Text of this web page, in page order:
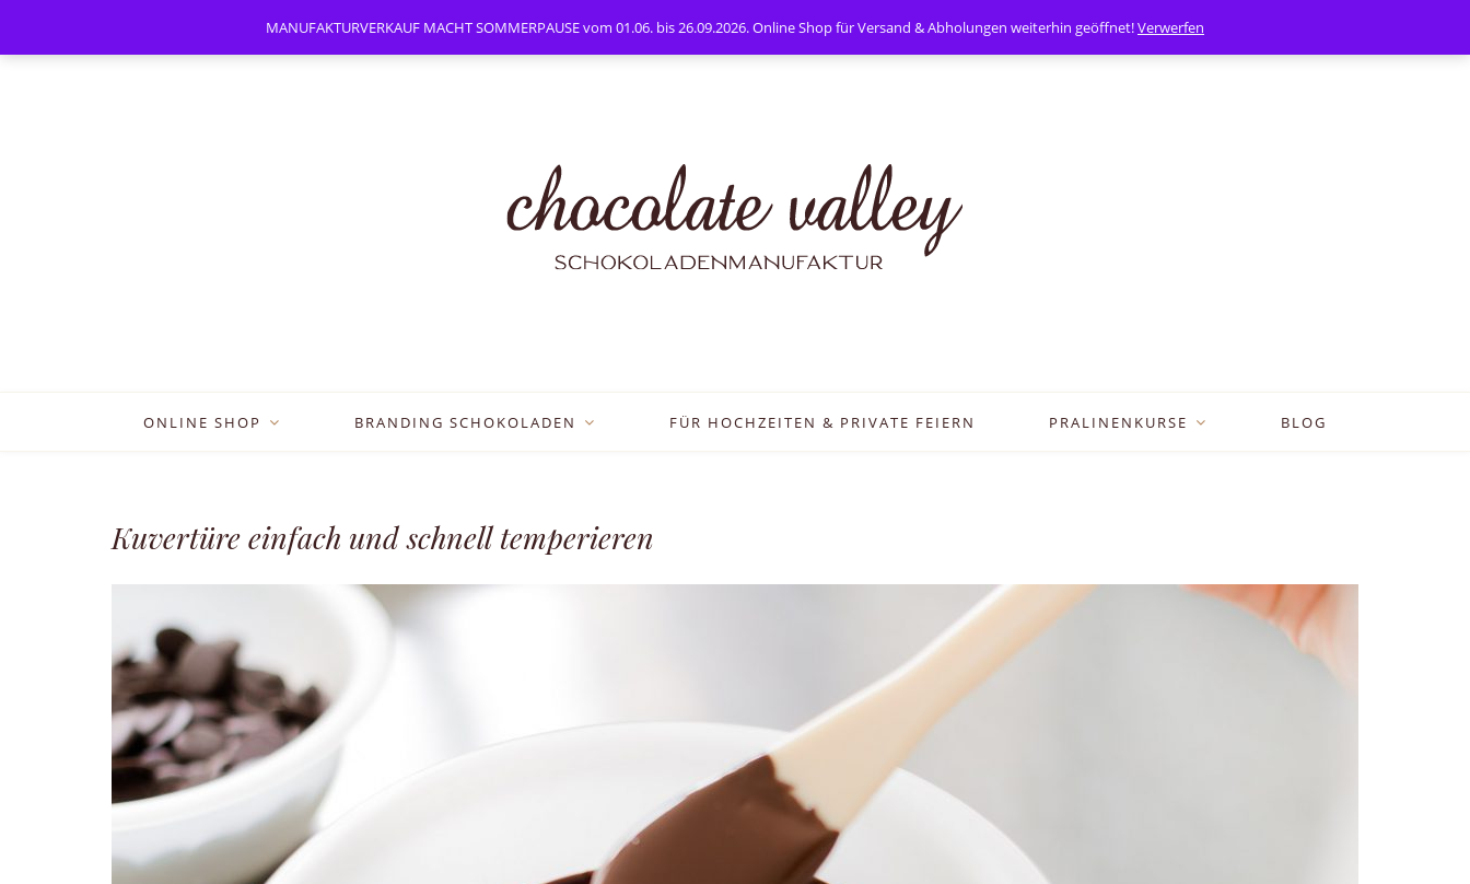
ONLINE SHOP BRANDING SCHOKOLADEN FÜR HOCHZEITEN & PRIVATE FEIERN PRALINENKURSE BLOG
Kuvertüre einfach und schnell temperieren
MANUFAKTURVERKAUF MACHT SOMMERPAUSE vom 01.06. bis 26.09.2026. Online Shop für Versand & Abholungen weiterhin geöffnet!Verwerfen